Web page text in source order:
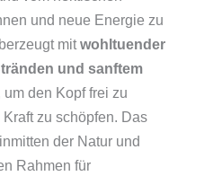
und neue Energie zu
mitwohltuender
und sanftem
um den Kopf frei zu
zu schöpfen. Das
der Natur und
Rahmen für